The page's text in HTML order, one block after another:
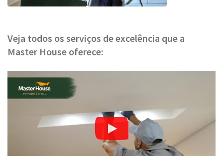
Veja todos os serviços de excelência que a
Master House oferece: